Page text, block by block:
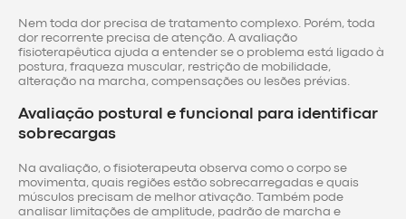
Nem toda dor precisa de tratamento complexo. Porém, toda
dor recorrente precisa de atenção. A avaliação
fisioterapêutica ajuda a entender se o problema está ligado à
postura, fraqueza muscular, restrição de mobilidade,
alteração na marcha, compensações ou lesões prévias.
Avaliação postural e funcional para identificar
sobrecargas
Na avaliação, o fisioterapeuta observa como o corpo se
movimenta, quais regiões estão sobrecarregadas e quais
músculos precisam de melhor ativação. Também pode
analisar limitações de amplitude, padrão de marcha e